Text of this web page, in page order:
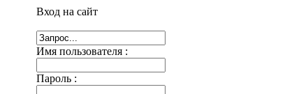
Вход на сайт
Имя пользователя :
Пароль :